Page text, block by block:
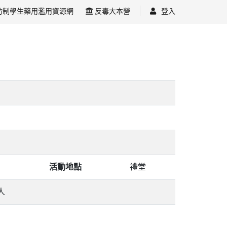
學生藥用濫用資源網 反毒大本營 登入
活動地點 禮堂